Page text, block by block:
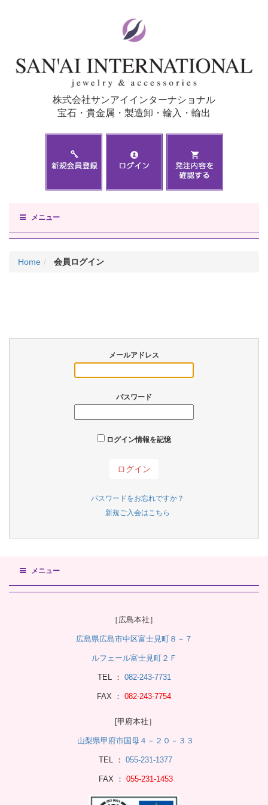
株式会社サンアイインターナショナル
宝石・貴金属・製造卸・輸入・輸出
メニュー
Home 会員ログイン
メールアドレス
パスワード
ログイン情報を記憶
パスワードをお忘れですか？
新規ご入会はこちら
メニュー
［広島本社］
広島県広島市中区富士見町８－７
ルフェール富士見町２Ｆ
TEL ： 082-243-7731
FAX ： 082-243-7754
[甲府本社］
山梨県甲府市国母４－２０－３３
TEL ： 055-231-1377
FAX ： 055-231-1453